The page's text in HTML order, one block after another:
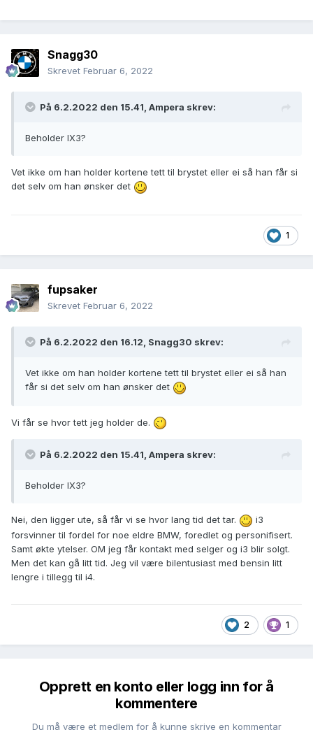
Snagg30
Skrevet Februar 6, 2022
På 6.2.2022 den 15.41, Ampera skrev:
Beholder IX3?
Vet ikke om han holder kortene tett til brystet eller ei så han får si
det selv om han ønsker det
1
fupsaker
Skrevet Februar 6, 2022
På 6.2.2022 den 16.12, Snagg30 skrev:
Vet ikke om han holder kortene tett til brystet eller ei så han
får si det selv om han ønsker det
Vi får se hvor tett jeg holder de.
På 6.2.2022 den 15.41, Ampera skrev:
Beholder IX3?
Nei, den ligger ute, så får vi se hvor lang tid det tar.
i3
forsvinner til fordel for noe eldre BMW, foredlet og personifisert.
Samt økte ytelser. OM jeg får kontakt med selger og i3 blir solgt.
Men det kan gå litt tid. Jeg vil være bilentusiast med bensin litt
lengre i tillegg til i4.
2 1
Opprett en konto eller logg inn for å
kommentere
Du må være et medlem for å kunne skrive en kommentar